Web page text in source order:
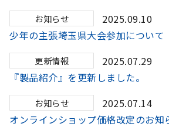
お知らせ
2025.09.10
少年の主張埼玉県大会参加について
更新情報
2025.07.29
『製品紹介』を更新しました。
お知らせ
2025.07.14
オンラインショップ価格改定のお知